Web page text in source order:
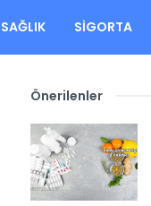
SAĞLIK SIGORTA
Önerilenler